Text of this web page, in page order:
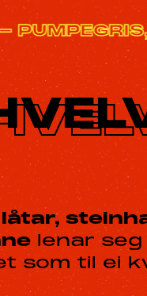
lenar seg
som til ei